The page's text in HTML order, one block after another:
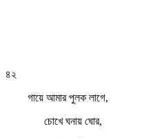
৪২
গায়ে আমার পুলক লাগে,
চোখে ঘনায় ঘোর,